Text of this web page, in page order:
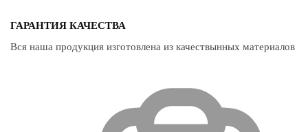
ГАРАНТИЯ КАЧЕСТВА
Вся наша продукция изготовлена из качествынных материалов